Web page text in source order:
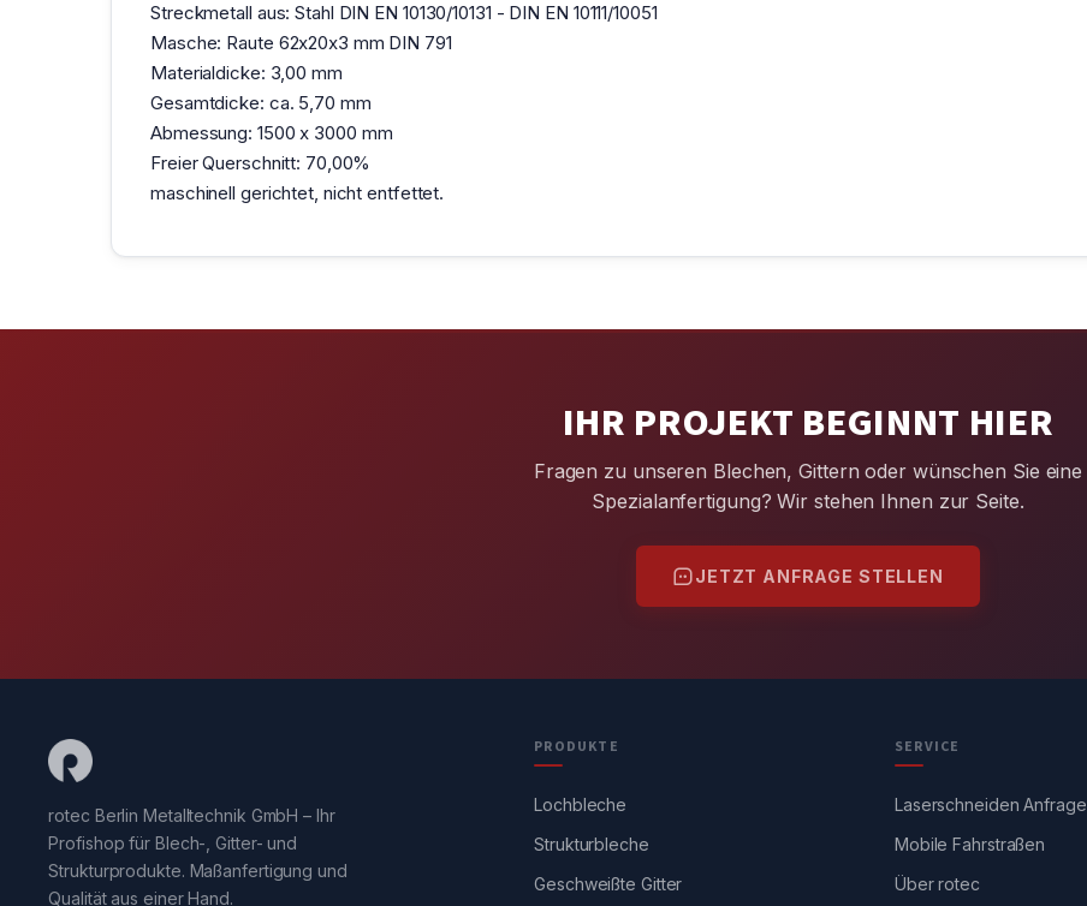
Streckmetall aus: Stahl DIN EN 10130/10131 - DIN EN 10111/10051
Masche: Raute 62x20x3 mm DIN 791
Materialdicke: 3,00 mm
Gesamtdicke: ca. 5,70 mm
Abmessung: 1500 x 3000 mm
Freier Querschnitt: 70,00%
maschinell gerichtet, nicht entfettet.
IHR PROJEKT BEGINNT HIER
Fragen zu unseren Blechen, Gittern oder wünschen Sie eine
Spezialanfertigung? Wir stehen Ihnen zur Seite.
JETZT ANFRAGE STELLEN
rotec Berlin Metalltechnik GmbH – Ihr
Profishop für Blech-, Gitter- und
Strukturprodukte. Maßanfertigung und
Qualität aus einer Hand.
PRODUKTE
Lochbleche
Strukturbleche
Geschweißte Gitter
SERVICE
Laserschneiden Anfrage
Mobile Fahrstraßen
Über rotec